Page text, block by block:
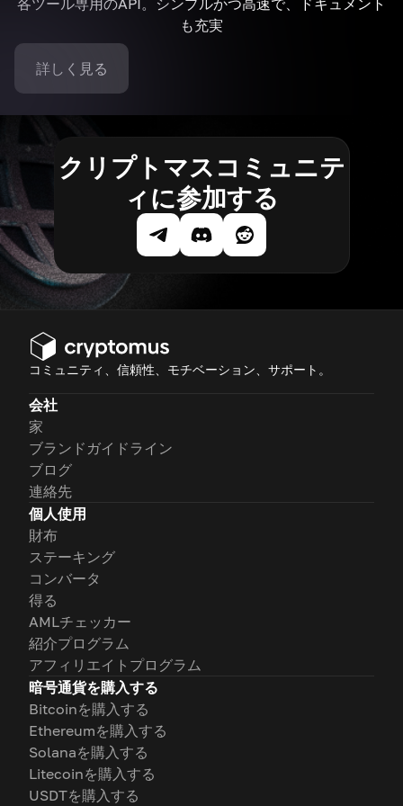
各ツール専用のAPI。シンプルかつ高速で、ドキュメント
も充実
詳しく見る
クリプトマスコミュニテ
ィに参加する
コミュニティ、信頼性、モチベーション、サポート。
会社
家
ブランドガイドライン
ブログ
連絡先
個人使用
財布
ステーキング
コンバータ
得る
AMLチェッカー
紹介プログラム
アフィリエイトプログラム
暗号通貨を購入する
Bitcoinを購入する
Ethereumを購入する
Solanaを購入する
Litecoinを購入する
USDTを購入する